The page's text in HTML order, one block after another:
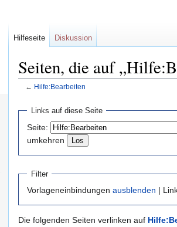
Seiten, die auf
← Hilfe:Bearbeiten
Navigation
springen
springen
Links auf diese Seite
Seite:
umkehren
Filter
Vorlageneinbindungen ausblenden |
Die folgenden Seiten verlinken auf
Hilfeseite Diskussion